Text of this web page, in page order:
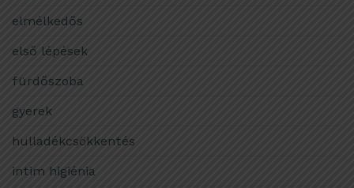
elmélkedős
első lépések
fürdőszoba
gyerek
hulladékcsökkentés
intim higiénia